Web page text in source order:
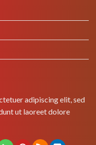
adipiscing elit, sed
ut laoreet dolore